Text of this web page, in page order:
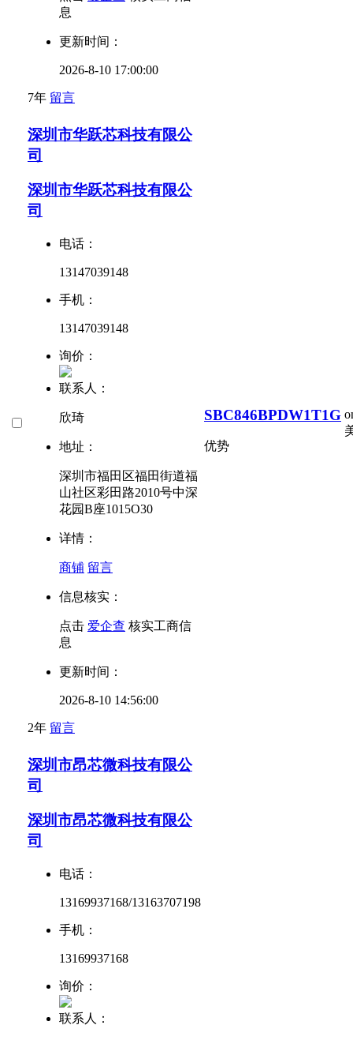
息
更新时间：
2026-8-10 17:00:00
7年 留言
深圳市华跃芯科技有限公
司
深圳市华跃芯科技有限公
司
电话：
13147039148
手机：
13147039148
询价：
联系人：
欣琦
地址：
深圳市福田区福田街道福
山社区彩田路2010号中深
花园B座1015O30
详情：
商铺 留言
信息核实：
点击 爱企查 核实工商信
息
更新时间：
2026-8-10 14:56:00
2年 留言
SBC846BPDW1T1G
优势
深圳市昂芯微科技有限公
司
深圳市昂芯微科技有限公
司
电话：
13169937168/13163707198
手机：
13169937168
询价：
联系人：